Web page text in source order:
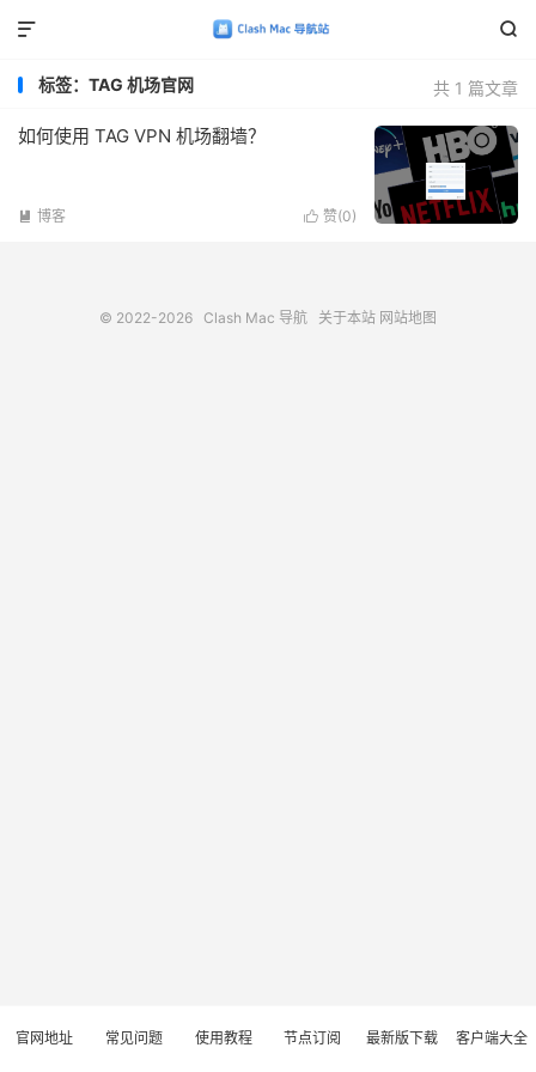


共 1 篇文章
标签：TAG 机场官网
如何使用 TAG VPN 机场翻墙？
 赞(0)
 博客
© 2022-2026 Clash Mac 导航 关于本站 网站地图
官网地址 常见问题 使用教程 节点订阅 最新版下载 客户端大全